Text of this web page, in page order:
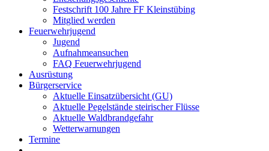
Festschrift 100 Jahre FF Kleinstübing
Mitglied werden
Feuerwehrjugend
Jugend
Aufnahmeansuchen
FAQ Feuerwehrjugend
Ausrüstung
Bürgerservice
Aktuelle Einsatzübersicht (GU)
Aktuelle Pegelstände steirischer Flüsse
Aktuelle Waldbrandgefahr
Wetterwarnungen
Termine